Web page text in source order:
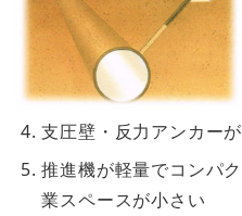
支圧壁・反力アンカー
推進機が軽量でコンパ
業スペースが小さい